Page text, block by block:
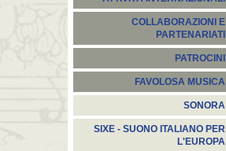
COLLABORAZIONI E
PARTENARIATI
PATROCINI
FAVOLOSA MUSICA
SONORA
SIXE - SUONO ITALIANO PER
L'EUROPA